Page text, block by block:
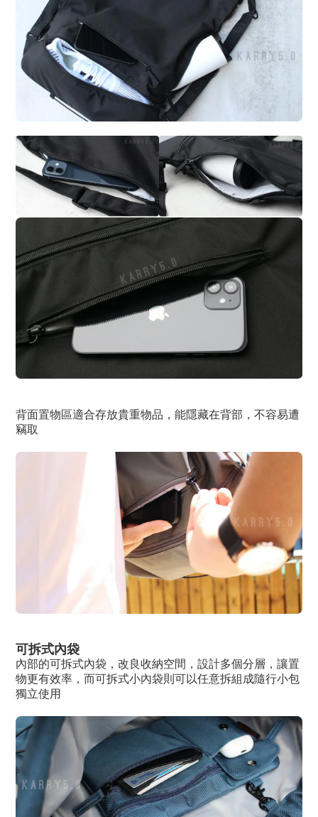
背面置物區適合存放貴重物品，能隱藏在背部，不容易遭
竊取
可拆式內袋
內部的可拆式內袋，改良收納空間，設計多個分層，讓置
物更有效率，而可拆式小內袋則可以任意拆組成隨行小包
獨立使用